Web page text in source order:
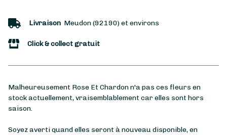
Livraison Meudon (92190) et environs
Click & collect gratuit
Malheureusement Rose Et Chardon n'a pas ces fleurs en
stock actuellement, vraisemblablement car elles sont hors
saison.
Soyez averti quand elles seront à nouveau disponible, en